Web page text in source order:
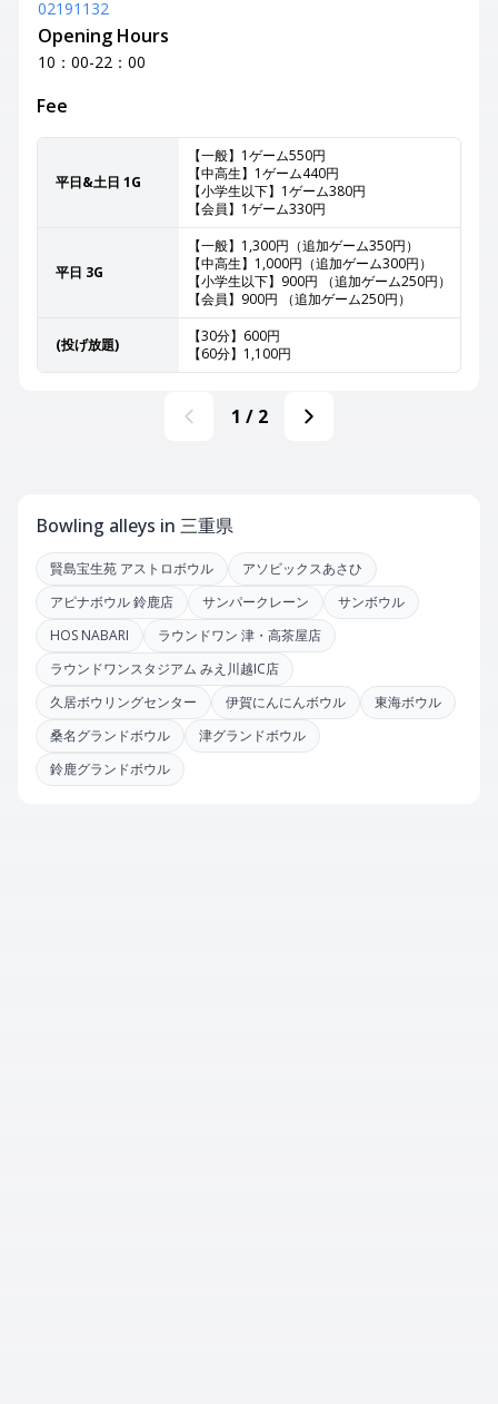
02191132
Opening Hours
10：00-22：00
Fee
平日&土日 1G
【一般】1ゲーム550円
【中高生】1ゲーム440円
【小学生以下】1ゲーム380円
【会員】1ゲーム330円
平日 3G
【一般】1,300円（追加ゲーム350円）
【中高生】1,000円（追加ゲーム300円）
【小学生以下】900円 （追加ゲーム250円）
【会員】900円 （追加ゲーム250円）
(投げ放題)
【30分】600円
【60分】1,100円
1 / 2
Bowling alleys in 三重県
賢島宝生苑 アストロボウル
アソビックスあさひ
アピナボウル 鈴鹿店
サンパークレーン
サンボウル
HOS NABARI
ラウンドワン 津・高茶屋店
ラウンドワンスタジアム みえ川越IC店
久居ボウリングセンター
伊賀にんにんボウル
東海ボウル
桑名グランドボウル
津グランドボウル
鈴鹿グランドボウル